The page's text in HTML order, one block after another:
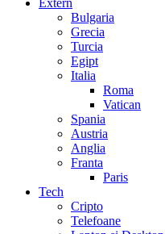
Extern
Bulgaria
Grecia
Turcia
Egipt
Italia
Roma
Vatican
Spania
Austria
Anglia
Franta
Paris
Tech
Cripto
Telefoane